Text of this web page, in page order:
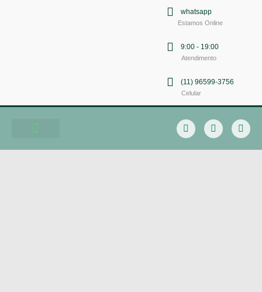
whatsapp
Estamos Online
9:00 - 19:00
Atendimento
(11) 96599-3756
Celular